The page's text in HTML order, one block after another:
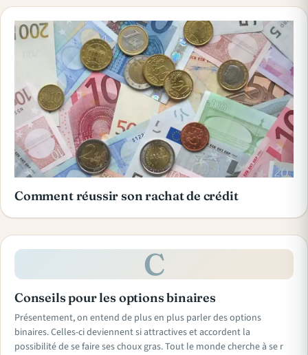
Comment réussir son rachat de crédit
C
Conseils pour les options binaires
Présentement, on entend de plus en plus parler des options
binaires. Celles-ci deviennent si attractives et accordent la
possibilité de se faire ses choux gras. Tout le monde cherche à se r